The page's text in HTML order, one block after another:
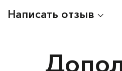
Написать отзыв